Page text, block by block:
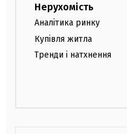
Нерухомість
Аналітика ринку
Купівля житла
Тренди і натхнення